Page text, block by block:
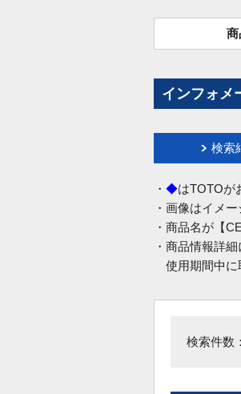
商
インフォメ
検索
・ ◆はTOTOが
・画像はイメ
・商品名が【
・商品情報詳
使用期間中に
検索件数